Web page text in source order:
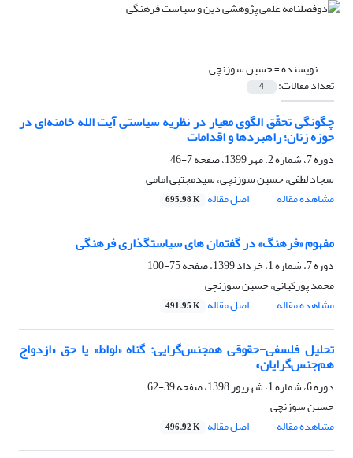
نویسنده =حسین سوزنچی
تعداد مقالات: 4
چگونگی تحقّق الگوی معیار در نظریه سیاستی آیت الله خامنه‌ای در
حوزه زنان؛ راهبردها و اقدامات
دوره 7، شماره 2، مهر 1399، صفحه
7-46
سجاد لطفی، حسین سوزنچی، سیدمجتبی امامی
مشاهده مقاله
اصل مقاله 695.98 K
مفهوم «فرهنگ» در گفتمان های سیاستگذاری فرهنگی
دوره 7، شماره 1، خرداد 1399، صفحه
75-100
محمد پورکیانی، حسین سوزنچی
مشاهده مقاله
اصل مقاله 491.95 K
تحلیل فلسفی-حقوقی همجنس‌گرایی: گناه «لواط» یا حق «ازدواج
هم‌جنس‌گرایان»
دوره 6، شماره 1، شهریور 1398، صفحه
39-62
حسین سوزنچی
مشاهده مقاله
اصل مقاله 496.92 K